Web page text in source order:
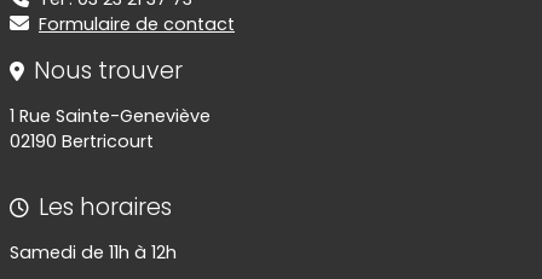
Formulaire de contact
Nous trouver
1 Rue Sainte-Geneviève
02190 Bertricourt
Les horaires
Samedi de 11h à 12h